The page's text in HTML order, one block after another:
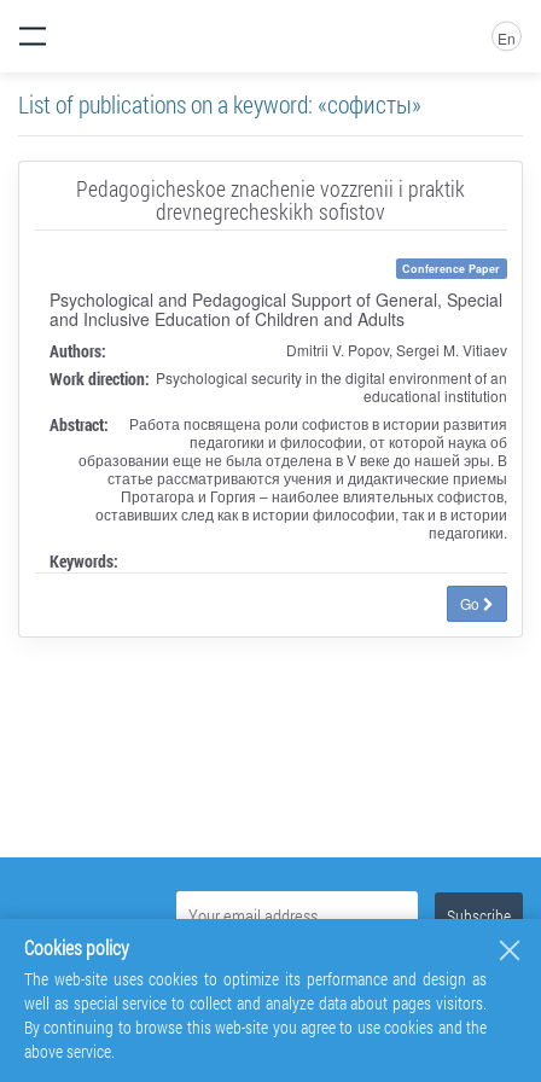
En
List of publications on a keyword: «софисты»
Pedagogicheskoe znachenie vozzrenii i praktik
drevnegrecheskikh sofistov
Conference Paper
Psychological and Pedagogical Support of General, Special
and Inclusive Education of Children and Adults
Authors: Dmitrii V. Popov, Sergei M. Vitiaev
Work direction: Psychological security in the digital environment of an
educational institution
Abstract:
Работа посвящена роли софистов в истории развития
педагогики и философии, от которой наука об
образовании еще не была отделена в V веке до нашей эры. В
статье рассматриваются учения и дидактические приемы
Протагора и Горгия – наиболее влиятельных софистов,
оставивших след как в истории философии, так и в истории
педагогики.
Keywords:
Go
Cookies policy
The web-site uses cookies to optimize its performance and design as
well as special service to collect and analyze data about pages visitors.
By continuing to browse this web-site you agree to use cookies and the
above service.